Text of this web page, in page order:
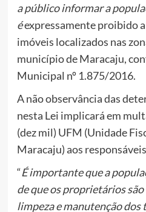
a público informar a
éexpressamente proibido a
imóveis localizados nas
município de Maracaju,
Municipal nº 1.875/2016.
A não observância das
nesta Lei implicará em
(dez mil) UFM (Unidade
Maracaju) aos
“É importante que a
de que os proprietários
limpeza e manutenção dos